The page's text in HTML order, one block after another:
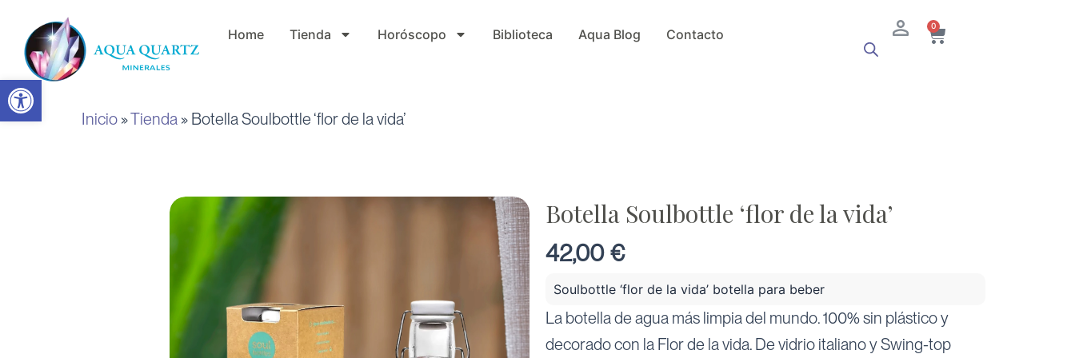
Abrir barra de herramientas
contenido
Home Tienda Horóscopo Biblioteca Aqua Blog Contacto
0 Cart
Inicio »Tienda » Botella Soulbottle ‘flor de la vida’
Botella Soulbottle ‘flor de la vida’
42,00€
Soulbottle ‘flor de la vida’ botella para beber
La botella de agua más limpia del mundo. 100% sin plástico y
decorado con la Flor de la vida. De vidrio italiano y Swing-top